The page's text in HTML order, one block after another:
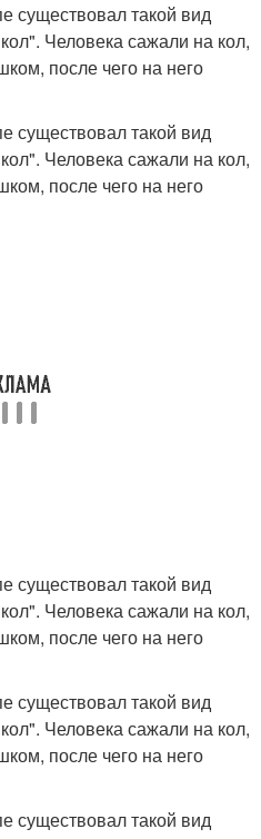
существовал такой вид
Человека сажали на кол,
после чего на него
существовал такой вид
Человека сажали на кол,
после чего на него
существовал такой вид
Человека сажали на кол,
после чего на него
существовал такой вид
Человека сажали на кол,
после чего на него
существовал такой вид